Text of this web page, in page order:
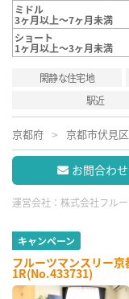
ミドル
3ヶ月以上～7ヶ月未満
ショート
1ヶ月以上～3ヶ月未満
閑静な住宅地
駅近
京都府 京都市伏見区
お問合わせ
運営会社： 株式会社フル
キャンペーン
フルーツマンスリー
1R(No.433731)